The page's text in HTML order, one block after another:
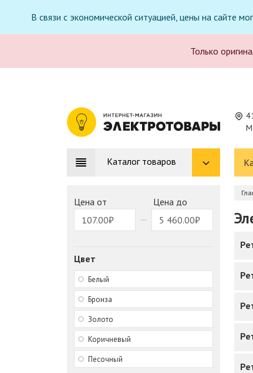
В связи с экономической ситуацией, цены на сайте
Только
Каталог товаров
Цена от Цена до
Цвет
Белый
Бронза
Золото
Коричневый
Песочный